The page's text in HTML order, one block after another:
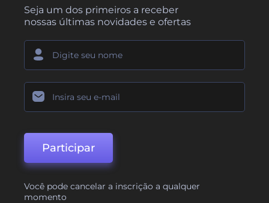
Seja um dos primeiros a receber
nossas últimas novidades e ofertas
Participar
Você pode cancelar a inscrição a qualquer
momento